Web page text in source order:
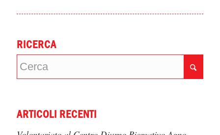
RICERCA
ARTICOLI RECENTI